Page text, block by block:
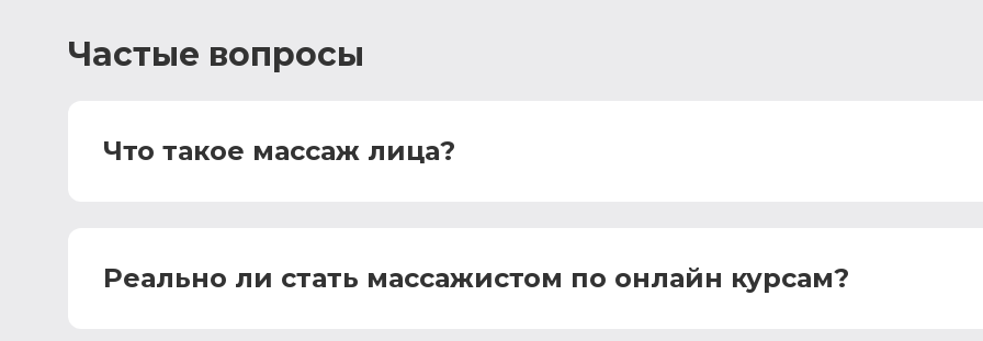
Частые вопросы
Что такое массаж лица?
Реально ли стать массажистом по онлайн курсам?